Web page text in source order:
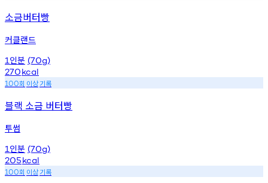
소금버터빵
커클랜드
1 인분 (70g)
270kcal
100회 이상기록
블랙 소금 버터빵
투썸
1 인분 (70g)
205kcal
100회 이상기록